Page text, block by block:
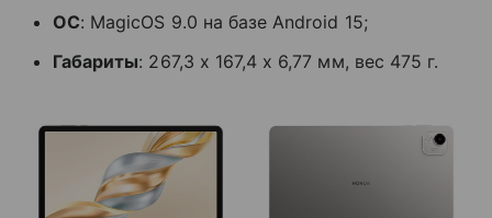
ОС: MagicOS 9.0 на базе Android 15;
Габариты: 267,3 х 167,4 х 6,77 мм, вес 475 г.